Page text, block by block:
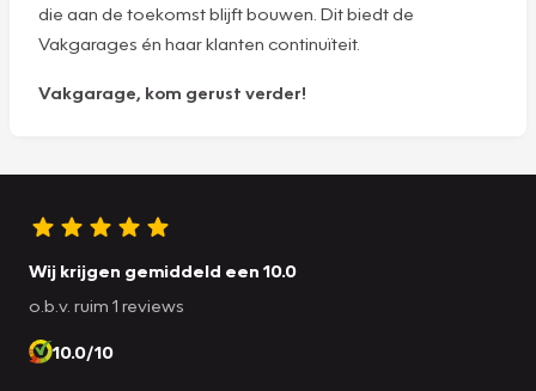
die aan de toekomst blijft bouwen. Dit biedt de
Vakgarages én haar klanten continuïteit.
Vakgarage, kom gerust verder!
Wij krijgen gemiddeld een 10.0
o.b.v. ruim 1 reviews
10.0/10